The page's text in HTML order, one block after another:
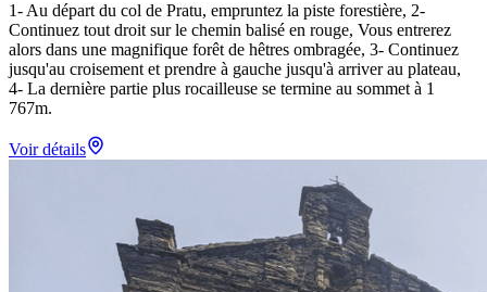
1- Au départ du col de Pratu, empruntez la piste forestière, 2-
Continuez tout droit sur le chemin balisé en rouge, Vous entrerez
alors dans une magnifique forêt de hêtres ombragée, 3- Continuez
jusqu'au croisement et prendre à gauche jusqu'à arriver au plateau,
4- La dernière partie plus rocailleuse se termine au sommet à 1
767m.
Voir détails